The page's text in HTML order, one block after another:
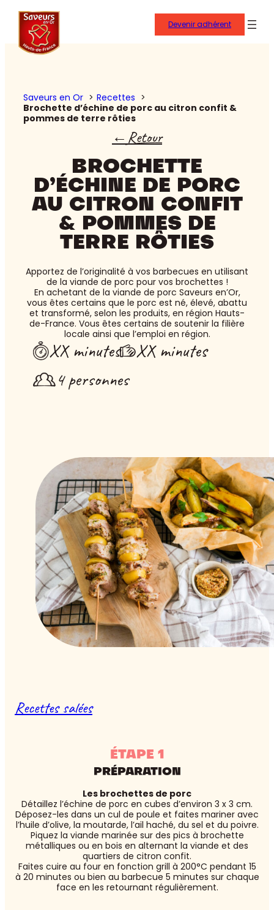
Aller
contenu
Devenir adhérent
Saveurs en Or
Recettes
Brochette d’échine de porc au citron confit &
pommes de terre rôties
Retour
BROCHETTE
D’ÉCHINE DE PORC
AU CITRON CONFIT
& POMMES DE
TERRE RÔTIES
Apportez de l’originalité à vos barbecues en utilisant
de la viande de porc pour vos brochettes !
En achetant de la viande de porc Saveurs en’Or,
vous êtes certains que le porc est né, élevé, abattu
et transformé, selon les produits, en région Hauts-
de-France. Vous êtes certains de soutenir la filière
locale ainsi que l’emploi en région.
XX minutes
XX minutes
4 personnes
Recettes salées
ÉTAPE 1
PRÉPARATION
Les brochettes de porc
Détaillez l’échine de porc en cubes d’environ 3 x 3 cm.
Déposez-les dans un cul de poule et faites mariner avec
l’huile d’olive, la moutarde, l’ail haché, du sel et du poivre.
Piquez la viande marinée sur des pics à brochette
métalliques ou en bois en alternant la viande et des
quartiers de citron confit.
Faites cuire au four en fonction grill à 200°C pendant 15
à 20 minutes ou bien au barbecue 5 minutes sur chaque
face en les retournant régulièrement.